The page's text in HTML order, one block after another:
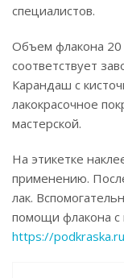
специалистов.
Объем флакона 20
соответствует
Карандаш с
лакокрасочное
мастерской.
На этикетке
применению.
лак.
помощи флакона с
https://